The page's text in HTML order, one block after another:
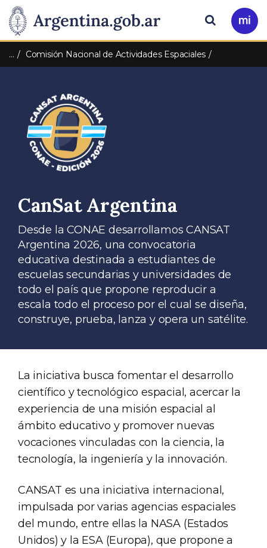
Presidencia
de
Nación
Pasar al contenido principal
Ir
a
Buscar
… Comisión Nacional de Actividades Espaciales
CanSat Argentina
Desde la CONAE desarrollamos CANSAT
Argentina 2026, una convocatoria
educativa destinada a estudiantes de
escuelas secundarias y universidades de
todo el país que propone reproducir a
escala todo el proceso por el cual se diseña,
construye, prueba, lanza y opera un satélite.
La iniciativa busca fomentar el desarrollo
científico y tecnológico espacial, acercar la
experiencia de una misión espacial al
ámbito educativo y promover nuevas
vocaciones vinculadas con la ciencia, la
tecnología, la ingeniería y la innovación.
CANSAT es una iniciativa internacional,
impulsada por varias agencias espaciales
del mundo, entre ellas la NASA (Estados
Unidos) y la ESA (Europa), que propone a